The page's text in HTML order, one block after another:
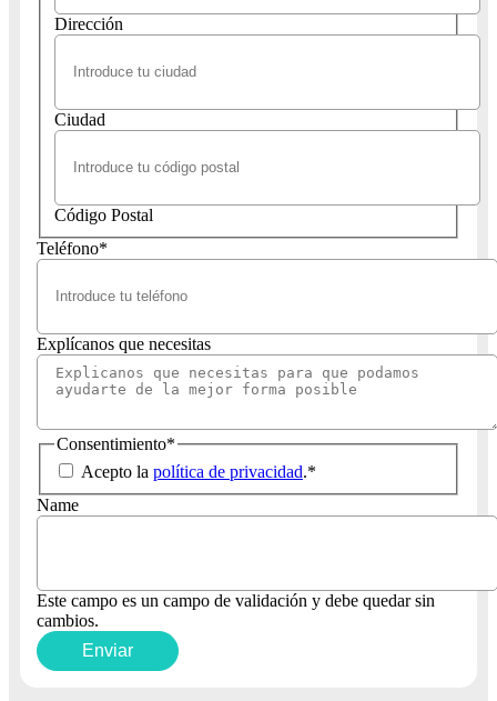
Dirección
Ciudad
Código Postal
Teléfono*
Explícanos que necesitas
Consentimiento*
Acepto la política de privacidad.*
Name
Este campo es un campo de validación y debe quedar sin
cambios.